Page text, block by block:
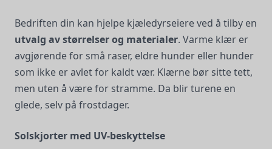
Bedriften din kan hjelpe kjæledyrseiere ved å tilby en
utvalg av størrelser og materialer. Varme klær er
avgjørende for små raser, eldre hunder eller hunder
som ikke er avlet for kaldt vær. Klærne bør sitte tett,
men uten å være for stramme. Da blir turene en
glede, selv på frostdager.
Solskjorter med UV-beskyttelse